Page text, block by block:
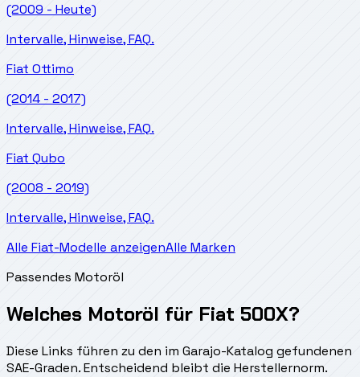
(2009 - Heute)
Intervalle, Hinweise, FAQ.
Fiat Ottimo
(2014 - 2017)
Intervalle, Hinweise, FAQ.
Fiat Qubo
(2008 - 2019)
Intervalle, Hinweise, FAQ.
Alle Fiat-Modelle anzeigenAlle Marken
Passendes Motoröl
Welches Motoröl für Fiat 500X?
Diese Links führen zu den im Garajo-Katalog gefundenen
SAE-Graden. Entscheidend bleibt die Herstellernorm.